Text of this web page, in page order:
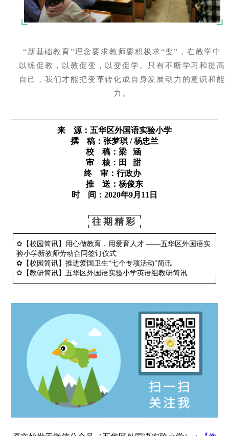
“新基础教育”理念要求教师要积极求“变”，在教学中
以练促教，以教促变，以变促学。只有不断学习和提高
自己，我们才能把变革转化成自身发展动力的意识和能
力。
来 源：五华区外国语实验小学
撰 稿：张梦琪 / 杨忠兰
校 稿：梁 涵
审 核：田 甜
终 审：行政办
推 送：杨俊东
时 间：2020年9月11日
往期精彩
✿ 【校园简讯】用心做教育，用爱育人才 ——五华区外国语实
验小学新教师劳动合同签订仪式
✿ 【校园简讯】推进爱国卫生“七个专项活动”简讯
✿ 【教研简讯】五华区外国语实验小学英语组教研简讯